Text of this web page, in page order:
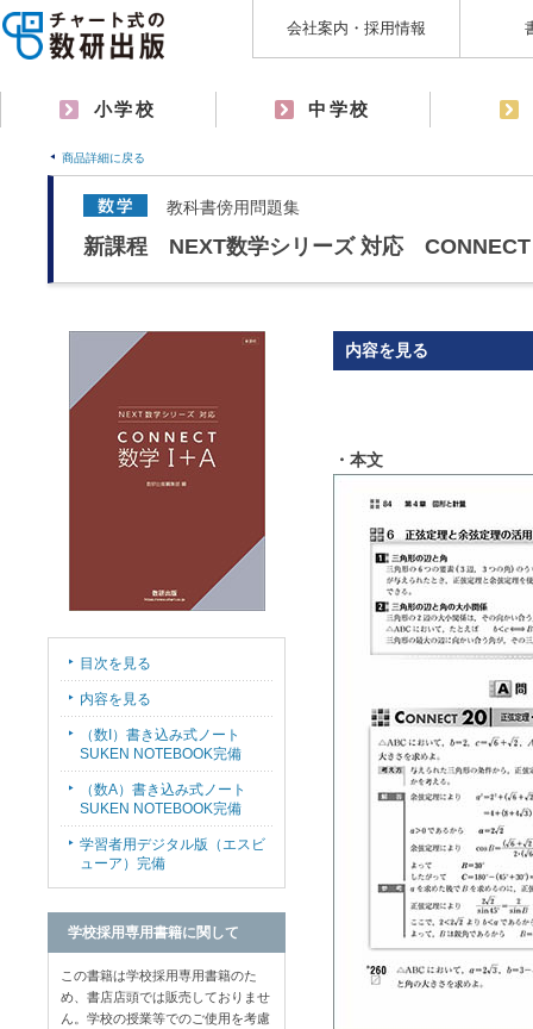
会社案内・採用情報
小学校 中学校
商品詳細に戻る
教科書傍用問題集
新課程 NEXT数学シリーズ 対応
内容を見る
・本文
目次を見る
内容を見る
（数I）書き込み式ノート
SUKEN NOTEBOOK完備
（数A）書き込み式ノート
SUKEN NOTEBOOK完備
学習者用デジタル版（エスビ
ューア）完備
学校採用専用書籍に関して
この書籍は学校採用専用書籍のた
め、書店店頭では販売しておりませ
ん。学校の授業等でのご使用を考慮